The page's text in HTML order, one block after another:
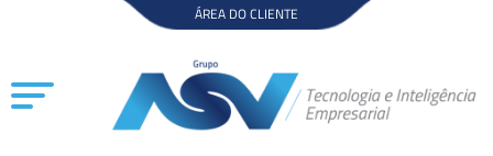
conteúdo
ÁREA DO CLIENTE